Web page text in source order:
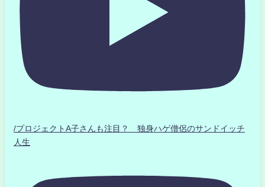
/プロジェクトA子さんも注目？ 独身ハゲ僧侶のサンドイッチ
人生